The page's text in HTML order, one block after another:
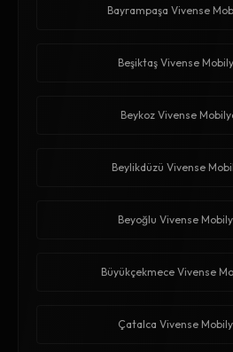
Bayrampaşa Vivense
Beşiktaş Vivense
Beykoz Vivense
Beylikdüzü Vivense
Beyoğlu Vivense
Büyükçekmece Vivense
Çatalca Vivense